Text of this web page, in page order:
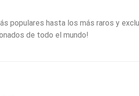
populares hasta los más raros y
de todo el mundo!